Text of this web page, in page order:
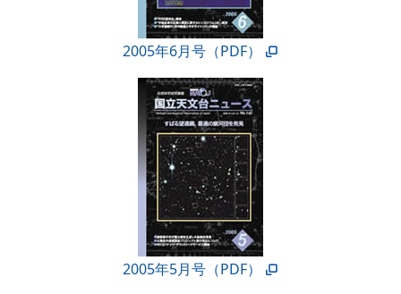
2005年6月号（PDF）
2005年5月号（PDF）